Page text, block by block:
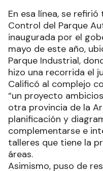
En esa línea, se
Control del Parque
inaugurada por el
mayo de este año,
Parque Industrial,
hizo una recorrida el
Calificó al complejo
“un proyecto
otra provincia de la
planificación y
complementarse e
talleres que tiene la
áreas.
Asimismo, puso de